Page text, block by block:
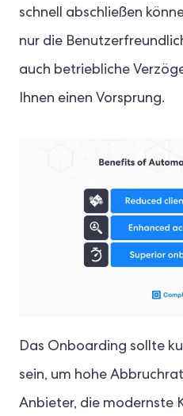
schnell abschließen
nur die
auch betriebliche
Ihnen einen Vorsprung.
Das Onboarding sollte
sein, um hohe
Anbieter, die modernste